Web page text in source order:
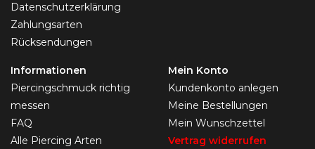
Datenschutzerklärung
Zahlungsarten
Rücksendungen
Informationen
Piercingschmuck richtig
messen
FAQ
Alle Piercing Arten
Mein Konto
Kundenkonto anlegen
Meine Bestellungen
Mein Wunschzettel
Vertrag widerrufen